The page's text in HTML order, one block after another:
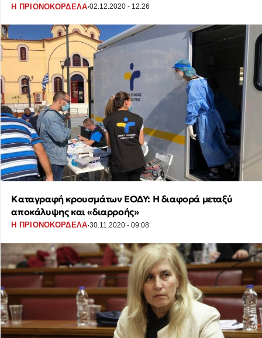
Η ΠΡΙΟΝΟΚΟΡΔΕΛΑ·02.12.2020 - 12:26
Καταγραφή κρουσμάτων ΕΟΔΥ: Η διαφορά μεταξύ
αποκάλυψης και «διαρροής»
Η ΠΡΙΟΝΟΚΟΡΔΕΛΑ·30.11.2020 - 09:08